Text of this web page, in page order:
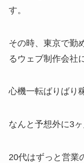
す。
その時、東京で勤
るウェブ制作会社
心機一転ばりばり
なんと予想外に3
20代はずっと営業